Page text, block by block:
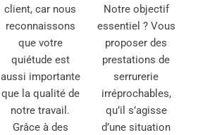
client, car nous
reconnaissons
que votre
quiétude est
aussi importante
que la qualité de
notre travail.
Grâce à des
Notre objectif
essentiel ? Vous
proposer des
prestations de
serrurerie
irréprochables,
qu’il s’agisse
d’une situation